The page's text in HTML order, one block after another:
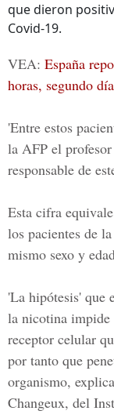
que dieron
Covid-19.
VEA: España
horas, segundo
'Entre estos
la AFP el
responsable de
Esta cifra
los pacientes de
mismo sexo y
'La hipótesis' que
la nicotina impide
receptor celular
por tanto que
organismo,
Changeux, del